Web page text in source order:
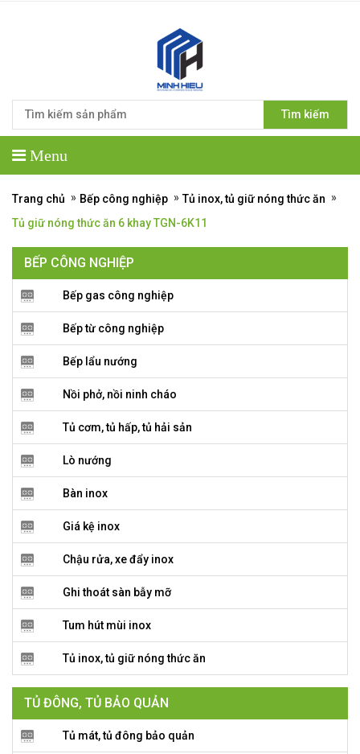
Tìm kiếm
Menu
Trang chủ » Bếp công nghiệp » Tủ inox, tủ giữ nóng thức ăn »
Tủ giữ nóng thức ăn 6 khay TGN-6K11
BẾP CÔNG NGHIỆP
Bếp gas công nghiệp
Bếp từ công nghiệp
Bếp lẩu nướng
Nồi phở, nồi ninh cháo
Tủ cơm, tủ hấp, tủ hải sản
Lò nướng
Bàn inox
Giá kệ inox
Chậu rửa, xe đẩy inox
Ghi thoát sàn bẫy mỡ
Tum hút mùi inox
Tủ inox, tủ giữ nóng thức ăn
TỦ ĐÔNG, TỦ BẢO QUẢN
Tủ mát, tủ đông bảo quản